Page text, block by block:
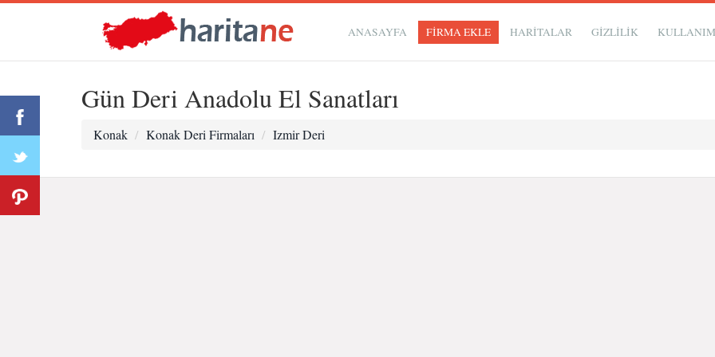
ANASAYFA FİRMA EKLE HARİTALAR GIZLILIK
Gün Deri Anadolu El Sanatları
Konak Konak Deri Firmaları Izmir Deri